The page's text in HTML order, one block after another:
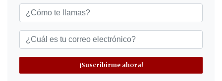
¡Suscribirme ahora!